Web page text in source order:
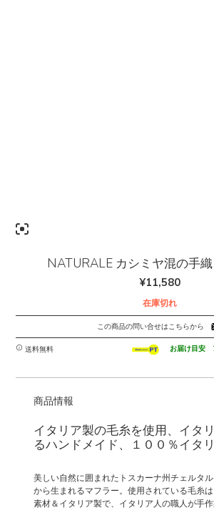
NATURALE カシミヤ混の手
¥11,580
在庫切れ
この商品の問い合せはこちらから
送料無料 お届け目安
商品情報
イタリア製の毛糸を使用、イタ
るハンドメイド、１００％イタ
美しい自然に囲まれたトスカーナ州チェルタ
から生まれるマフラー。使用されている毛糸
素材＆イタリア製で、イタリア人の職人が手